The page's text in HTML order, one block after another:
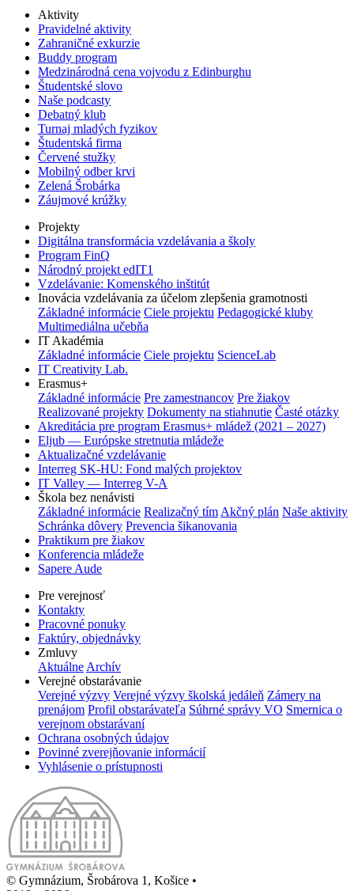
Aktivity
Pravidelné aktivity
Zahraničné exkurzie
Buddy program
Medzinárodná cena vojvodu z Edinburghu
Študentské slovo
Naše podcasty
Debatný klub
Turnaj mladých fyzikov
Študentská firma
Červené stužky
Mobilný odber krvi
Zelená Šrobárka
Záujmové krúžky
Projekty
Digitálna transformácia vzdelávania a školy
Program FinQ
Národný projekt edIT1
Vzdelávanie: Komenského inštitút
Inovácia vzdelávania za účelom zlepšenia gramotnosti
Základné informácie Ciele projektu Pedagogické kluby
Multimediálna učebňa
IT Akadémia
Základné informácie Ciele projektu ScienceLab
IT Creativity Lab.
Erasmus+
Základné informácie Pre zamestnancov Pre žiakov
Realizované projekty Dokumenty na stiahnutie Časté otázky
Akreditácia pre program Erasmus+ mládež (2021 – 2027)
Eljub — Európske stretnutia mládeže
Aktualizačné vzdelávanie
Interreg SK-HU: Fond malých projektov
IT Valley — Interreg V-A
Škola bez nenávisti
Základné informácie Realizačný tím Akčný plán Naše aktivity
Schránka dôvery Prevencia šikanovania
Praktikum pre žiakov
Konferencia mládeže
Sapere Aude
Pre verejnosť
Kontakty
Pracovné ponuky
Faktúry, objednávky
Zmluvy
Aktuálne Archív
Verejné obstarávanie
Verejné výzvy Verejné výzvy školská jedáleň Zámery na
prenájom Profil obstarávateľa Súhrné správy VO Smernica o
verejnom obstarávaní
Ochrana osobných údajov
Povinné zverejňovanie informácií
Vyhlásenie o prístupnosti
© Gymnázium, Šrobárova 1, Košice •